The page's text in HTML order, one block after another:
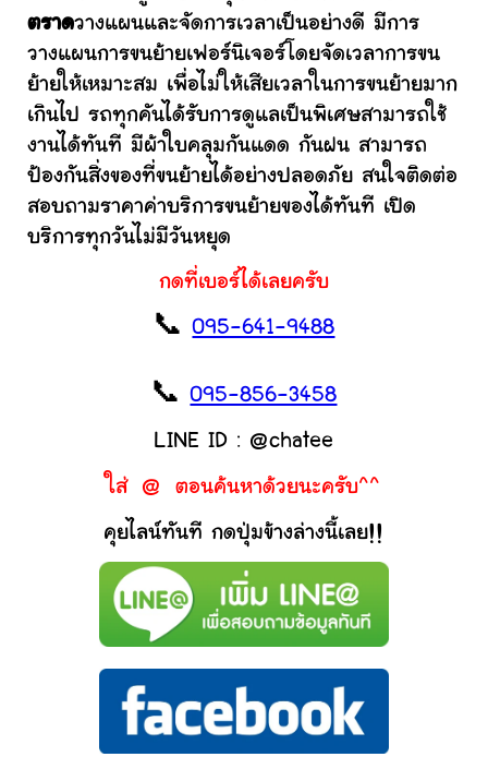
ตราดวางแผนและจัดการเวลาเป็นอย่างดี มีการ
วางแผนการขนย้ายเฟอร์นิเจอร์โดยจัดเวลาการขน
ย้ายให้เหมาะสม เพื่อไม่ให้เสียเวลาในการขนย้ายมาก
เกินไป รถทุกคันได้รับการดูแลเป็นพิเศษสามารถใช้
งานได้ทันที มีผ้าใบคลุมกันแดด กันฝน สามารถ
ป้องกันสิ่งของที่ขนย้ายได้อย่างปลอดภัย สนใจติดต่อ
สอบถามราคาค่าบริการขนย้ายของได้ทันที เปิด
บริการทุกวันไม่มีวันหยุด
กดที่เบอร์ได้เลยครับ
📞095-641-9488
📞095-856-3458
LINE ID : @chatee
ใส่ @ ตอนค้นหาด้วยนะครับ^^
คุยไลน์ทันที กดปุ่มข้างล่างนี้เลย!!